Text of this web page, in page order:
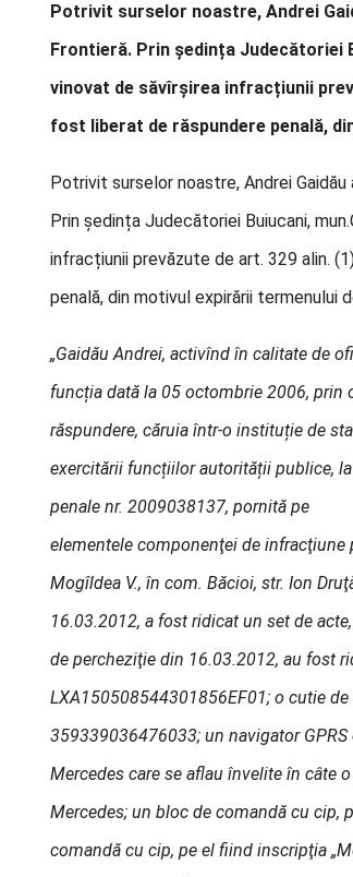
Potrivit surselor noastre, Andrei
Frontieră. Prin ședința Judecătoriei
vinovat de săvîrșirea infracțiunii
fost liberat de răspundere penală,
Potrivit surselor noastre, Andrei
Prin ședința Judecătoriei Buiucani,
infracțiunii prevăzute de art. 329 alin.
penală, din motivul expirării termenului
„Gaidău Andrei, activînd în calitate de
funcția dată la 05 octombrie 2006, prin
răspundere, căruia într-o instituție de
exercitării funcțiilor autorității publice,
penale nr. 2009038137, pornită pe
elementele componenţei de
Mogîldea V., în com. Băcioi, str. Ion
16.03.2012, a fost ridicat un set de
de percheziţie din 16.03.2012, au fost
LXA150508544301856EF01; o cutie
359339036476033; un navigator GPRS
Mercedes care se aflau învelite în câte
Mercedes; un bloc de comandă cu cip,
comandă cu cip, pe el fiind inscripţia